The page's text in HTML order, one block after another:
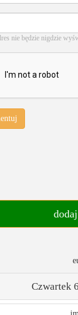
nie będzie nigdzie
Czwartek